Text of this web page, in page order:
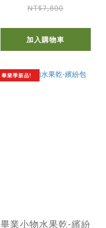
NT$7,800
加入購物車
畢業季新品!
畢業小物水果乾-繽紛